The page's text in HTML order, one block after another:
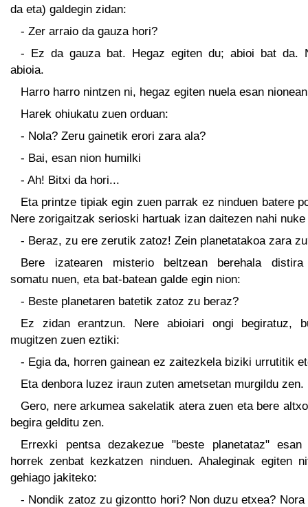
da eta) galdegin zidan:
- Zer arraio da gauza hori?
- Ez da gauza bat. Hegaz egiten du; abioi bat da.
abioia.
Harro harro nintzen ni, hegaz egiten nuela esan
Harek ohiukatu zuen orduan:
- Nola? Zeru gainetik erori zara ala?
- Bai, esan nion humilki
- Ah! Bitxi da hori...
Eta printze tipiak egin zuen parrak ez ninduen batere
Nere zorigaitzak serioski hartuak izan daitezen nahi
- Beraz, zu ere zerutik zatoz! Zein planetatakoa zara
Bere izatearen misterio beltzean berehala
somatu nuen, eta bat-batean galde egin nion:
- Beste planetaren batetik zatoz zu beraz?
Ez zidan erantzun. Nere abioiari ongi begiratuz,
mugitzen zuen eztiki:
- Egia da, horren gainean ez zaitezkela biziki urrutitik
Eta denbora luzez iraun zuten ametsetan murgildu zen.
Gero, nere arkumea sakelatik atera zuen eta bere
begira gelditu zen.
Errexki pentsa dezakezue "beste planetataz" esan
horrek zenbat kezkatzen ninduen. Ahaleginak egiten
gehiago jakiteko:
- Nondik zatoz zu gizontto hori? Non duzu etxea? Nora